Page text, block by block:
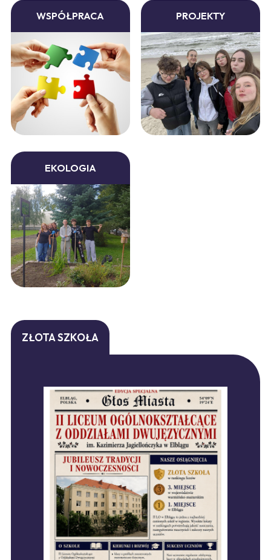
WSPÓŁPRACA PROJEKTY
EKOLOGIA
ZŁOTA SZKOŁA